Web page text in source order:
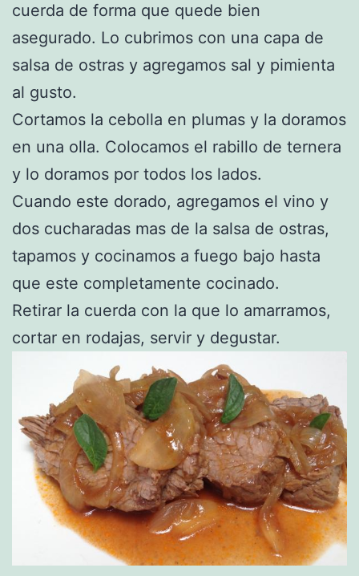
cuerda de forma que quede bien
asegurado. Lo cubrimos con una capa de
salsa de ostras y agregamos sal y pimienta
al gusto.
Cortamos la cebolla en plumas y la doramos
en una olla. Colocamos el rabillo de ternera
y lo doramos por todos los lados.
Cuando este dorado, agregamos el vino y
dos cucharadas mas de la salsa de ostras,
tapamos y cocinamos a fuego bajo hasta
que este completamente cocinado.
Retirar la cuerda con la que lo amarramos,
cortar en rodajas, servir y degustar.